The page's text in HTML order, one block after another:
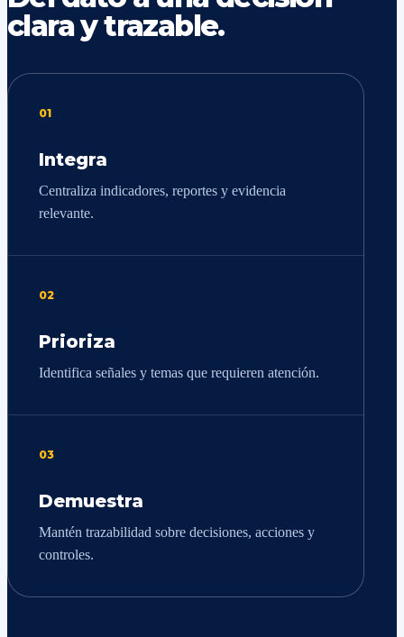
clara y trazable.
01
Integra
Centraliza indicadores, reportes y evidencia
relevante.
02
Prioriza
Identifica señales y temas que requieren atención.
03
Demuestra
Mantén trazabilidad sobre decisiones, acciones y
controles.